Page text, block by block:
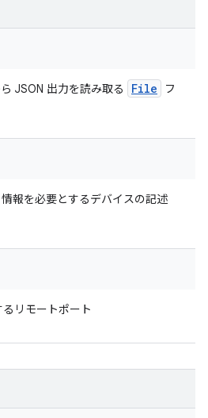
JSON 出力を読み取る File
フ
報を必要とするデバイスの記述
リモートポート